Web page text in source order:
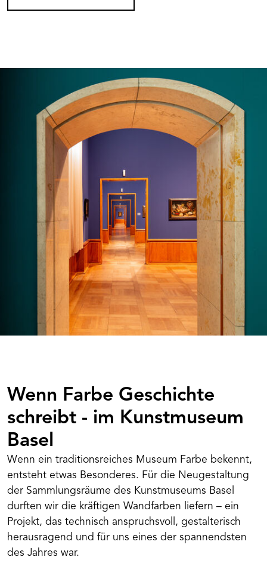
Wenn Farbe Geschichte
schreibt - im Kunstmuseum
Basel
Wenn ein traditionsreiches Museum Farbe bekennt,
entsteht etwas Besonderes. Für die Neugestaltung
der Sammlungsräume des Kunstmuseums Basel
durften wir die kräftigen Wandfarben liefern – ein
Projekt, das technisch anspruchsvoll, gestalterisch
herausragend und für uns eines der spannendsten
des Jahres war.